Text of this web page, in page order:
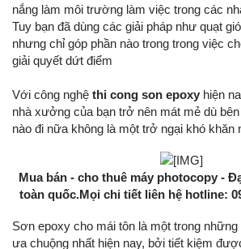
nắng làm môi trường làm việc trong các
Tuy bạn đã dùng các giải pháp như quạt
nhưng chỉ góp phần nào trong trong việc
giải quyết dứt điểm
Với công nghệ thi cong son epoxy hiện
nhà xưởng của bạn trở nên mát mẻ dù
nào đi nữa không là một trở ngại khó khăn
Mua bán - cho thuê máy photocopy -
toàn quốc.Mọi chi tiết liên hệ hotline:
Sơn epoxy cho mái tôn là một trong
ưa chuộng nhất hiện nay, bởi tiết kiệm